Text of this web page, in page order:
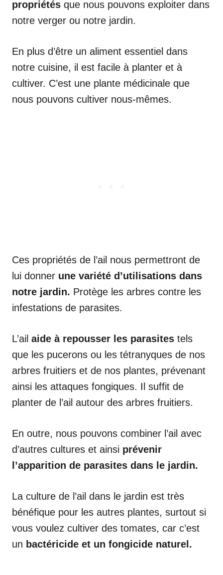
propriétés que nous pouvons exploiter dans
notre verger ou notre jardin.
En plus d’être un aliment essentiel dans
notre cuisine, il est facile à planter et à
cultiver. C’est une plante médicinale que
nous pouvons cultiver nous-mêmes.
Ces propriétés de l’ail nous permettront de
lui donner une variété d’utilisations dans
notre jardin. Protège les arbres contre les
infestations de parasites.
L’ail aide à repousser les parasites tels
que les pucerons ou les tétranyques de nos
arbres fruitiers et de nos plantes, prévenant
ainsi les attaques fongiques. Il suffit de
planter de l’ail autour des arbres fruitiers.
En outre, nous pouvons combiner l’ail avec
d’autres cultures et ainsi prévenir
l’apparition de parasites dans le jardin.
La culture de l’ail dans le jardin est très
bénéfique pour les autres plantes, surtout si
vous voulez cultiver des tomates, car c’est
un bactéricide et un fongicide naturel.